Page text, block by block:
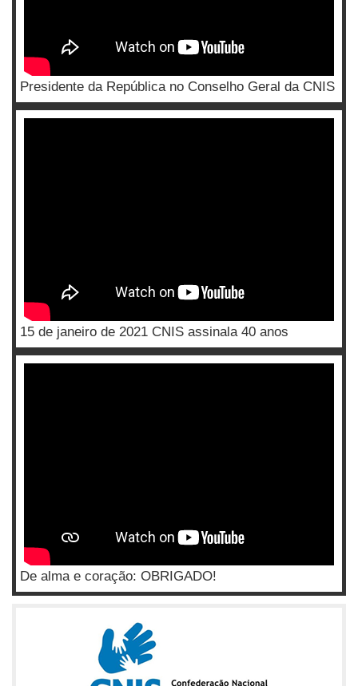
Presidente da República no Conselho Geral da CNIS
15 de janeiro de 2021 CNIS assinala 40 anos
De alma e coração: OBRIGADO!